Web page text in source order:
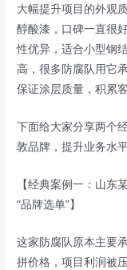
大幅提升项目的外观
醇酸漆，口碑一直很
性优异，适合小型钢
高，很多防腐队用它
保证涂层质量，积累客
下面给大家分享两个
敦品牌，提升业务水
【经典案例一：山
“品牌选单”】
这家防腐队原本主要
拼价格，项目利润被